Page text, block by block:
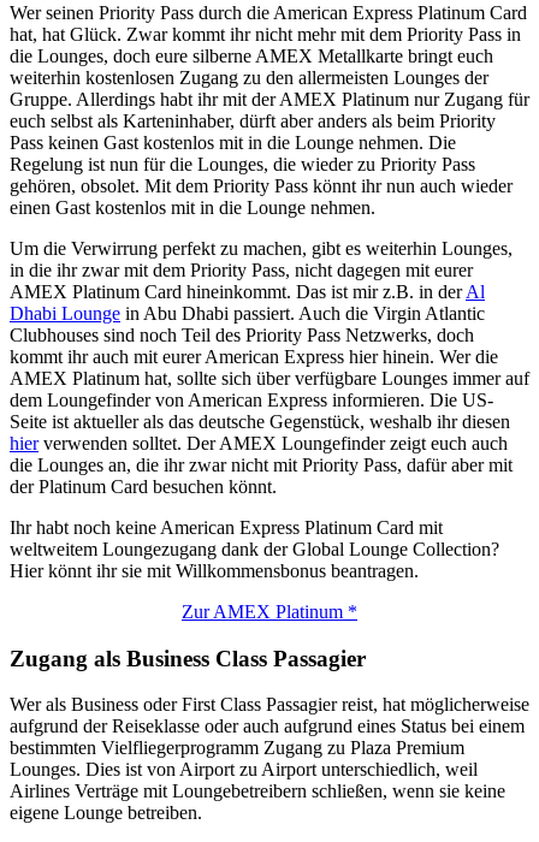
Wer seinen Priority Pass durch die American Express Platinum Card
hat, hat Glück. Zwar kommt ihr nicht mehr mit dem Priority Pass in
die Lounges, doch eure silberne AMEX Metallkarte bringt euch
weiterhin kostenlosen Zugang zu den allermeisten Lounges der
Gruppe. Allerdings habt ihr mit der AMEX Platinum nur Zugang für
euch selbst als Karteninhaber, dürft aber anders als beim Priority
Pass keinen Gast kostenlos mit in die Lounge nehmen. Die
Regelung ist nun für die Lounges, die wieder zu Priority Pass
gehören, obsolet. Mit dem Priority Pass könnt ihr nun auch wieder
einen Gast kostenlos mit in die Lounge nehmen.
Um die Verwirrung perfekt zu machen, gibt es weiterhin Lounges,
in die ihr zwar mit dem Priority Pass, nicht dagegen mit eurer
AMEX Platinum Card hineinkommt. Das ist mir z.B. in derAl
Dhabi Lounge in Abu Dhabi passiert. Auch die Virgin Atlantic
Clubhouses sind noch Teil des Priority Pass Netzwerks, doch
kommt ihr auch mit eurer American Express hier hinein. Wer die
AMEX Platinum hat, sollte sich über verfügbare Lounges immer auf
dem Loungefinder von American Express informieren. Die US-
Seite ist aktueller als das deutsche Gegenstück, weshalb ihr diesen
hierverwenden solltet. Der AMEX Loungefinder zeigt euch auch
die Lounges an, die ihr zwar nicht mit Priority Pass, dafür aber mit
der Platinum Card besuchen könnt.
Ihr habt noch keine American Express Platinum Card mit
weltweitem Loungezugang dank der Global Lounge Collection?
Hier könnt ihr sie mit Willkommensbonus beantragen.
Zur AMEX Platinum *
Zugang als Business Class Passagier
Wer als Business oder First Class Passagier reist, hat möglicherweise
aufgrund der Reiseklasse oder auch aufgrund eines Status bei einem
bestimmten Vielfliegerprogramm Zugang zu Plaza Premium
Lounges. Dies ist von Airport zu Airport unterschiedlich, weil
Airlines Verträge mit Loungebetreibern schließen, wenn sie keine
eigene Lounge betreiben.